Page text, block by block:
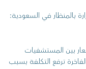
بالمنظار في السعودية:
بين المستشفيات
ترفع التكلفة بسبب